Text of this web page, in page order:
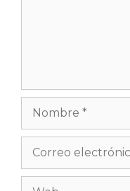
Nombre
electrónico